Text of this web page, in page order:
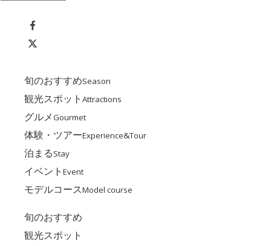
旬のおすすめSeason
観光スポット Attractions
グルメGourmet
体験・ツアーExperience&Tour
泊まるStay
イベント Event
モデルコースModel course
旬のおすすめ
観光スポット